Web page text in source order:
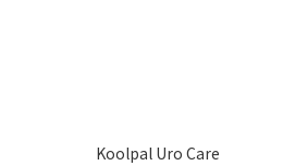
Koolpal Uro Care